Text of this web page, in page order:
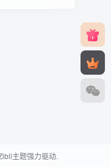
主题强力驱动.